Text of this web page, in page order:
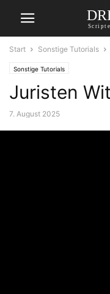
Start Sonstige Tutorials
Sonstige Tutorials
Juristen
7. August 2025